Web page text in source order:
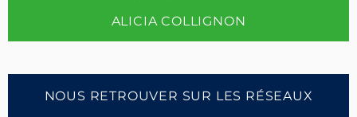
ALICIA COLLIGNON
NOUS RETROUVER SUR LES RÉSEAUX